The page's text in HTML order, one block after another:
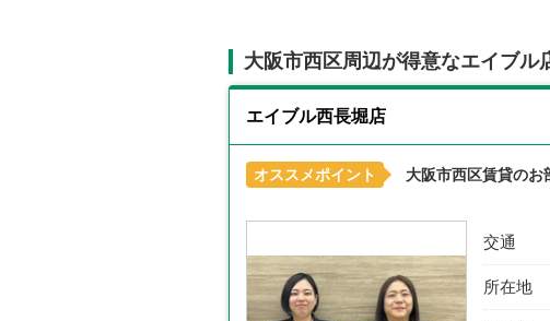
大阪市西区周辺が得意なエイブル
エイブル西長堀店
オススメポイント 大阪市西区賃貸の
交通
所在地